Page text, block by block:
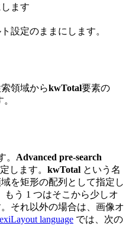
ます
設定のままにします。
領域からkwTotal要素の
。 Advanced pre-search
します。 kwTotal という名
を矩形の配列として指定し
もう 1 つはそこから少しオ
それ以外の場合は、画像オ
language では、次の